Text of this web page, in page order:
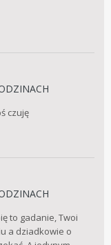
czuję
to gadanie, Twoi
a dziadkowie o